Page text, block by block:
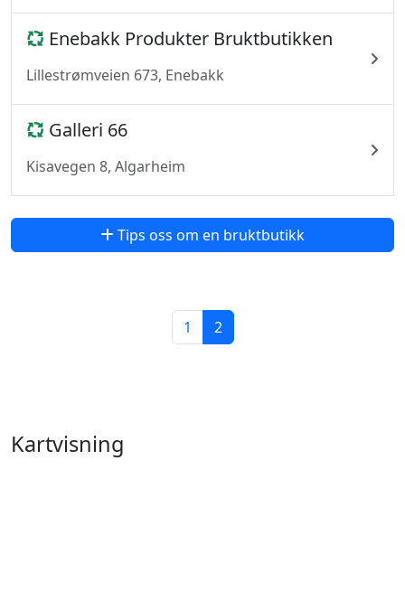
Enebakk Produkter Bruktbutikken
Lillestrømveien 673, Enebakk
Galleri 66
Kisavegen 8, Algarheim
Tips oss om en bruktbutikk
1 2
Kartvisning